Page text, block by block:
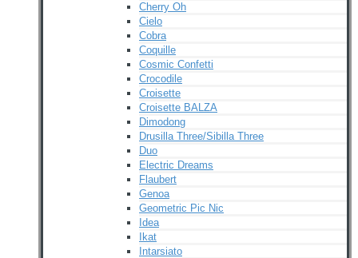
Cherry Oh
Cielo
Cobra
Coquille
Cosmic Confetti
Crocodile
Croisette
Croisette BALZA
Dimodong
Drusilla Three/Sibilla Three
Duo
Electric Dreams
Flaubert
Genoa
Geometric Pic Nic
Idea
Ikat
Intarsiato